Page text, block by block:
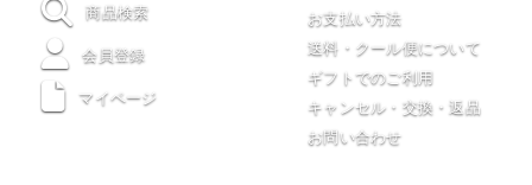
商品検索
会員登録
マイページ
お支払い方法
送料・クール便について
ギフトでのご利用
キャンセル・交換・返品
お問い合わせ